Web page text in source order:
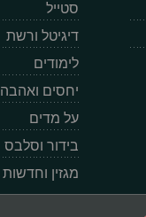
סטייל
דיגיטל ורשת
לימודים
יחסים ואהבה
על מדים
בידור וסלבס
מגזין וחדשות